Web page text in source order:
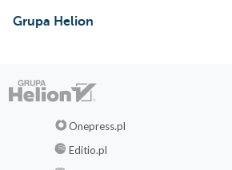
Grupa Helion
Onepress.pl
Editio.pl